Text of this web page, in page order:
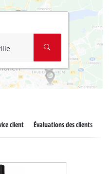
client Évaluations des clients